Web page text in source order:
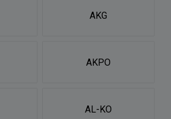
AKG
AKPO
AL-KO